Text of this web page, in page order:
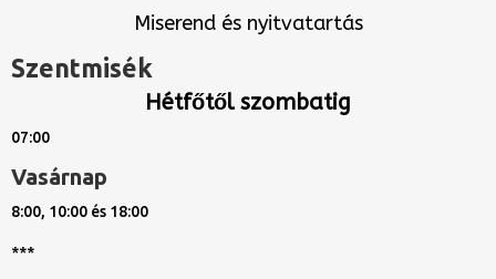
Miserend és nyitvatartás
Szentmisék
Hétfőtől szombatig
07:00
Vasárnap
8:00, 10:00 és 18:00
***